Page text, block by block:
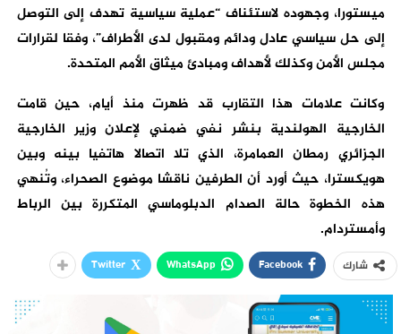
ميستورا، وجهوده لاستئناف “عملية سياسية تهدف إلى التوصل
إلى حل سياسي عادل ودائم ومقبول لدى الأطراف”، وفقا لقرارات
مجلس الأمن وكذلك لأهداف ومبادئ ميثاق الأمم المتحدة.
وكانت علامات هذا التقارب قد ظهرت منذ أيام، حين قامت
الخارجية الهولندية بنشر نفي ضمني لإعلان وزير الخارجية
الجزائري رمطان العمامرة، الذي تلا اتصالا هاتفيا بينه وبين
هويكسترا، حيث أورد أن الطرفين ناقشا موضوع الصحراء، وتُنهي
هذه الخطوة حالة الصدام الدبلوماسي المتكررة بين الرباط
وأمستردام.
شارك Facebook
WhatsApp
Twitter